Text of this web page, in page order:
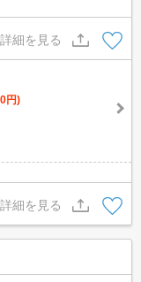
詳細を見る
円)
詳細を見る